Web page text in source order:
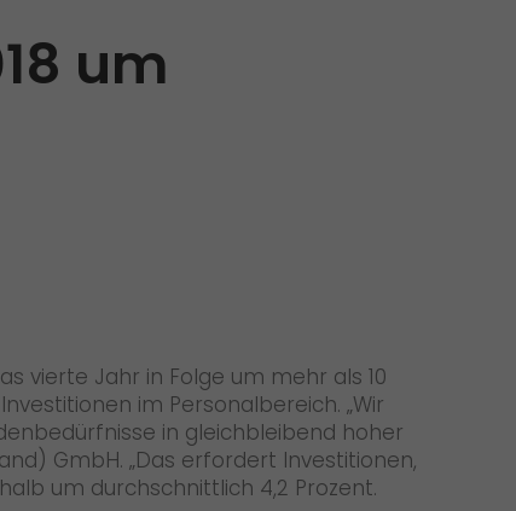
um
vierte Jahr in Folge um mehr als 10
im Personalbereich. „Wir
in gleichbleibend hoher
GmbH. „Das erfordert Investitionen,
um durchschnittlich 4,2 Prozent.